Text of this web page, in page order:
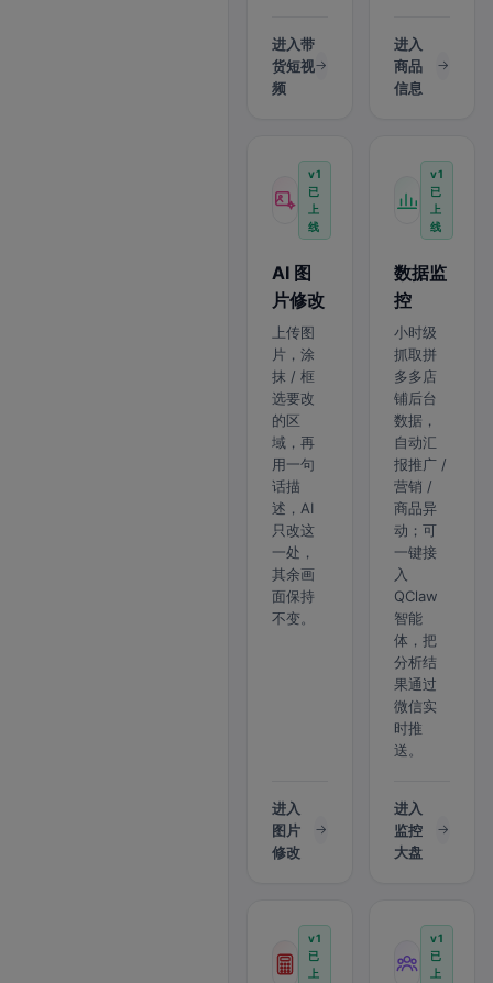
进入带
货短视
频
进入
商品
信息
v1
已
上
线
AI 图
片修改
上传图
片，涂
抹 / 框
选要改
的区
域，再
用一句
话描
述，AI
只改这
一处，
其余画
面保持
不变。
进入
图片
修改
v1
已
上
线
数据监
控
小时级
抓取拼
多多店
铺后台
数据，
自动汇
报推广 /
营销 /
商品异
动；可
一键接
入
QClaw
智能
体，把
分析结
果通过
微信实
时推
送。
进入
监控
大盘
v1
已
上
v1
已
上